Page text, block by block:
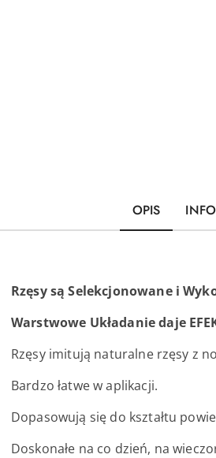
OPIS
Rzęsy są Selekcjonowane i
Warstwowe Układanie daje
Rzęsy imitują naturalne rzęsy z
Bardzo łatwe w aplikacji.
Dopasowują się do kształtu
Doskonałe na co dzień, na